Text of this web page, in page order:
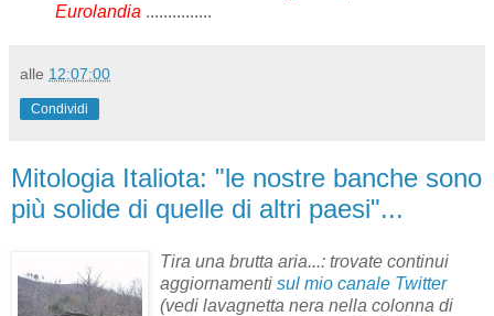
Eurolandia ...............
alle 12:07:00
Condividi
Mitologia Italiota: "le nostre banche sono
più solide di quelle di altri paesi"...
Tira una brutta aria...: trovate continui
aggiornamenti sul mio canale Twitter
(vedi lavagnetta nera nella colonna di